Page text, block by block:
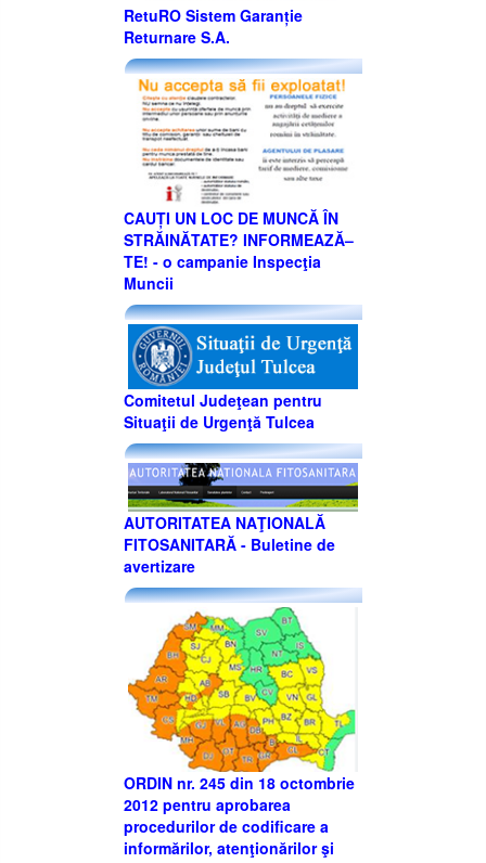
RetuRO Sistem Garanție
Returnare S.A.
CAUȚI UN LOC DE MUNCĂ ÎN
STRĂINĂTATE? INFORMEAZĂ–
TE! - o campanie Inspecţia
Muncii
Comitetul Judeţean pentru
Situaţii de Urgenţă Tulcea
AUTORITATEA NAŢIONALĂ
FITOSANITARĂ - Buletine de
avertizare
ORDIN nr. 245 din 18 octombrie
2012 pentru aprobarea
procedurilor de codificare a
informărilor, atenţionărilor şi